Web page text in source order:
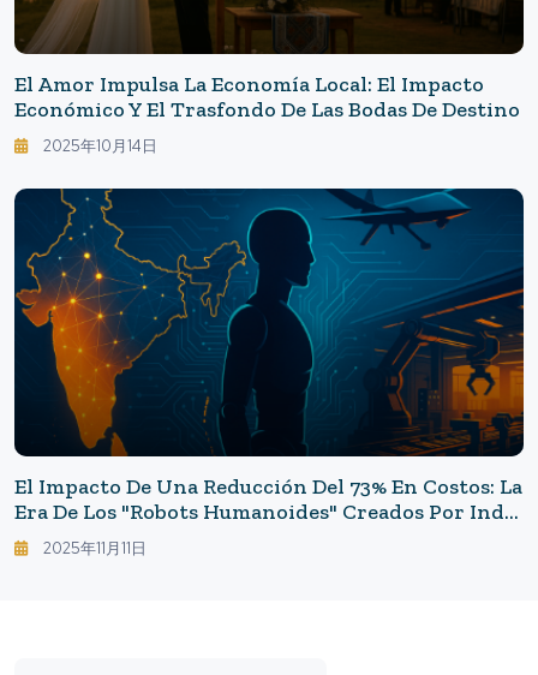
El Amor Impulsa La Economía Local: El Impacto
Económico Y El Trasfondo De Las Bodas De Destino
2025年10月14日
El Impacto De Una Reducción Del 73% En Costos: La
Era De Los "robots Humanoides" Creados Por India
- El Impacto De 3 Billones De Yenes De La "deep
Tech" En India
2025年11月11日